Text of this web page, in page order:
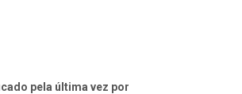
pela última vez por